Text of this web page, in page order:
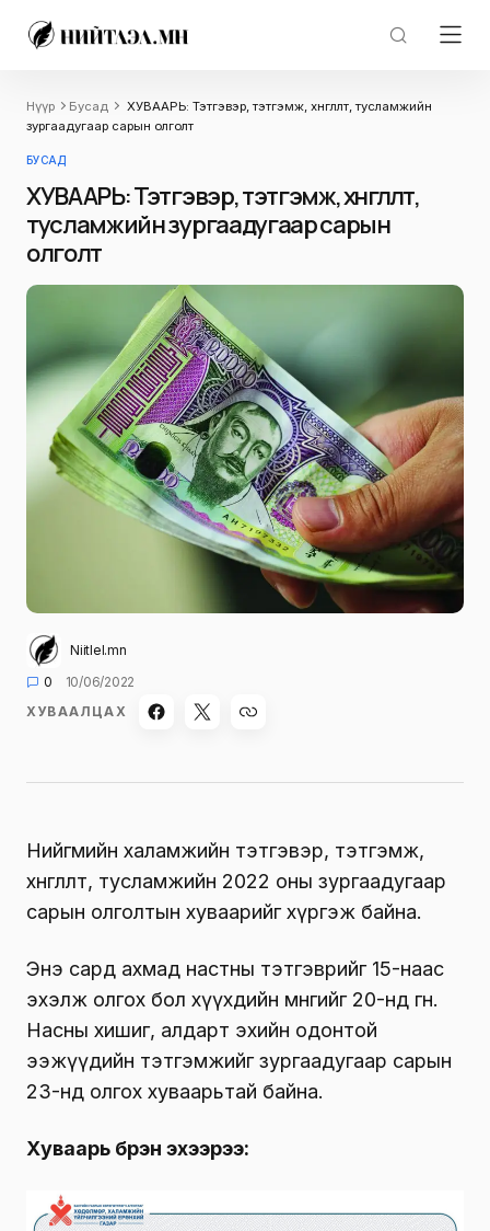
Нүүр Бусад
ХУВААРЬ: Тэтгэвэр, тэтгэмж, хөнгөлөлт, тусламжийн
зургаадугаар сарын олголт
БУСАД
ХУВААРЬ: Тэтгэвэр, тэтгэмж, хөнгөлөлт,
тусламжийн зургаадугаар сарын
олголт
Niitlel.mn
0
10/06/2022
ХУВААЛЦАХ
Нийгмийн халамжийн тэтгэвэр, тэтгэмж,
хөнгөлөлт, тусламжийн 2022 оны зургаадугаар
сарын олголтын хуваарийг хүргэж байна.
Энэ сард ахмад настны тэтгэврийг 15-наас
эхэлж олгох бол хүүхдийн мөнгийг 20-нд өгнө.
Насны хишиг, алдарт эхийн одонтой
ээжүүдийн тэтгэмжийг зургаадугаар сарын
23-нд олгох хуваарьтай байна.
Хуваарь бүрэн эхээрээ: